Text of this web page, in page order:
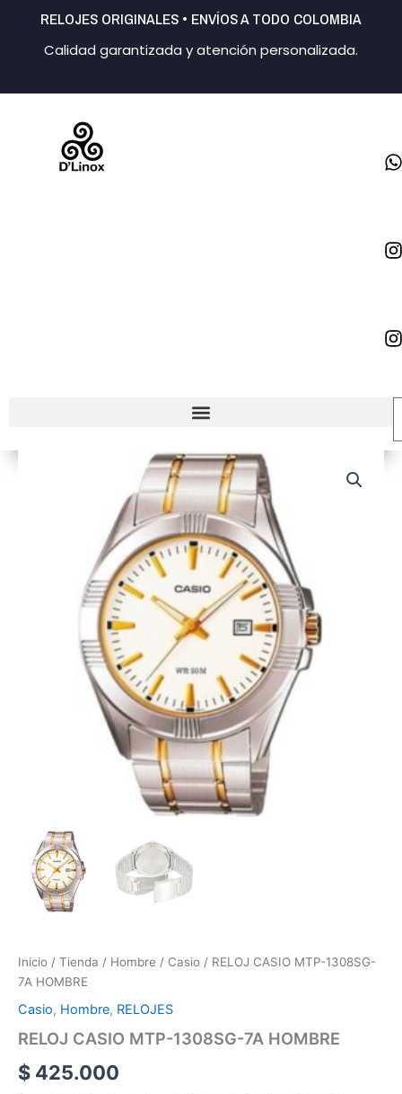
contenido
RELOJES ORIGINALES • ENVÍOS A TODO COLOMBIA
Calidad garantizada y atención personalizada.
Inicio / Tienda / Hombre / Casio / RELOJ CASIO MTP-1308SG-
7A HOMBRE
Casio, Hombre, RELOJES
RELOJ CASIO MTP-1308SG-7A HOMBRE
$ 425.000